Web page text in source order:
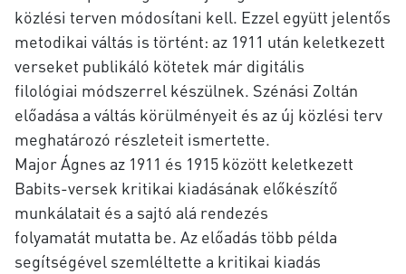
közlési terven módosítani kell. Ezzel együtt jelentős
metodikai váltás is történt: az 1911 után keletkezett
verseket publikáló kötetek már digitális
filológiai módszerrel készülnek. Szénási Zoltán
előadása a váltás körülményeit és az új közlési terv
meghatározó részleteit ismertette.
Major Ágnes az 1911 és 1915 között keletkezett
Babits-versek kritikai kiadásának előkészítő
munkálatait és a sajtó alá rendezés
folyamatát mutatta be. Az előadás több példa
segítségével szemléltette a kritikai kiadás